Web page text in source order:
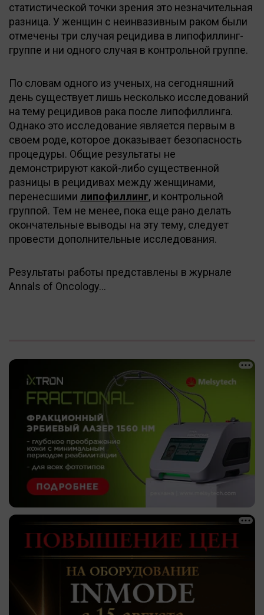
статистической точки зрения это незначительная
разница. У женщин с неинвазивным раком были
отмечены три случая рецидива в липофиллинг-
группе и ни одного случая в контрольной группе.
По словам одного из ученых, на сегодняшний
день существует лишь несколько исследований
на тему рецидивов рака после липофиллинга.
Однако это исследование является первым в
своем роде, которое доказывает безопасность
процедуры. Общие результаты не
демонстрируют какой-либо существенной
разницы в рецидивах между женщинами,
перенесшими липофиллинг, и контрольной
группой. Тем не менее, пока еще рано делать
окончательные выводы на эту тему, следует
провести дополнительные исследования.
Результаты работы представлены в журнале
Annals of Oncology...